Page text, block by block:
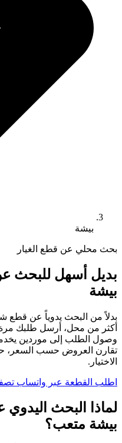
بيشة
بحث محلي عن قطع الغيار
بديل أسهل للبحث
بيشة
بدلاً من البحث يدوياً عن قطع
أكثر من محل، أرسل طلبك
وصول الطلب إلى موردين
تقارن العروض حسب السعر،
الاختيار.
اطلب القطعة عبر واتساب
لماذا البحث
بيشة متعب؟